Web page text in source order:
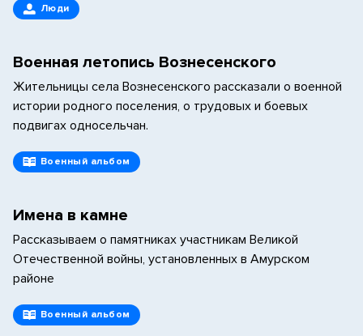
Люди
Военная летопись Вознесенского
Жительницы села Вознесенского рассказали о военной
истории родного поселения, о трудовых и боевых
подвигах односельчан.
Военный альбом
Имена в камне
Рассказываем о памятниках участникам Великой
Отечественной войны, установленных в Амурском
районе
Военный альбом